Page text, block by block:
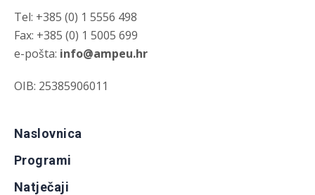
Tel: +385 (0) 1 5556 498
Fax: +385 (0) 1 5005 699
e-pošta: info@ampeu.hr
OIB: 25385906011
Naslovnica
Programi
Natječaji